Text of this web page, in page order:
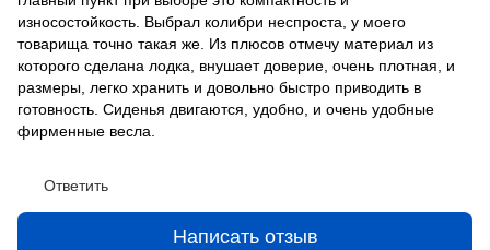
износостойкость. Выбрал колибри неспроста, у моего
товарища точно такая же. Из плюсов отмечу материал из
которого сделана лодка, внушает доверие, очень плотная, и
размеры, легко хранить и довольно быстро приводить в
готовность. Сиденья двигаются, удобно, и очень удобные
фирменные весла.
Ответить
Написать отзыв